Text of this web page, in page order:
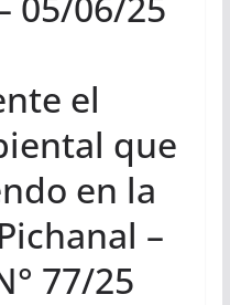
el
que
en la
–
77/25